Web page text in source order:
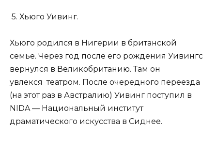
5. Хьюго Уивинг.
Хьюго родился в Нигерии в британской
семье. Через год после его рождения Уивингс
вернулся в Великобританию. Там он
увлекся театром. После очередного переезда
(на этот раз в Австралию) Уивинг поступил в
NIDA — Национальный институт
драматического искусства в Сиднее.